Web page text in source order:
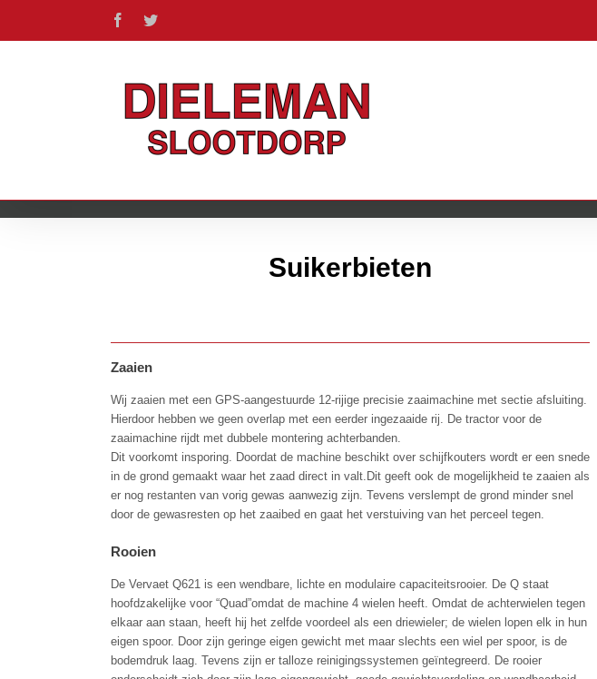
FacebookTwitter
Suikerbieten
Zaaien
Wij zaaien met een GPS-aangestuurde 12-rijige precisie zaaimachine met sectie afsluiting.
Hierdoor hebben we geen overlap met een eerder ingezaaide rij. De tractor voor de
zaaimachine rijdt met dubbele montering achterbanden.
Dit voorkomt insporing. Doordat de machine beschikt over schijfkouters wordt er een snede
in de grond gemaakt waar het zaad direct in valt.Dit geeft ook de mogelijkheid te zaaien als
er nog restanten van vorig gewas aanwezig zijn. Tevens verslempt de grond minder snel
door de gewasresten op het zaaibed en gaat het verstuiving van het perceel tegen.
Rooien
De Vervaet Q621 is een wendbare, lichte en modulaire capaciteitsrooier. De Q staat
hoofdzakelijke voor “Quad”omdat de machine 4 wielen heeft. Omdat de achterwielen tegen
elkaar aan staan, heeft hij het zelfde voordeel als een driewieler; de wielen lopen elk in hun
eigen spoor. Door zijn geringe eigen gewicht met maar slechts een wiel per spoor, is de
bodemdruk laag. Tevens zijn er talloze reinigingssystemen geïntegreerd. De rooier